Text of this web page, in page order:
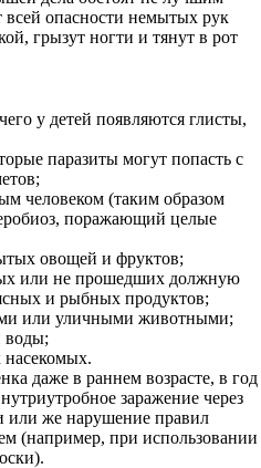
опасности немытых рук
грызут ногти и тянут в рот
у детей появляются глисты,
паразиты могут попасть с
человеком (таким образом
поражающий целые
овощей и фруктов;
или не прошедших должную
и рыбных продуктов;
или уличными животными;
воды;
насекомых.
даже в раннем возрасте, в год
заражение через
или же нарушение правил
(например, при использовании